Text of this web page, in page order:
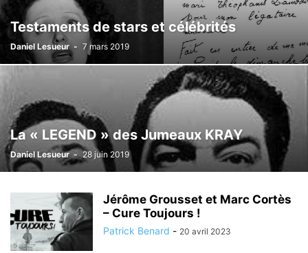
Testaments de stars et célébrités
Daniel Lesueur - 7 mars 2019
La « LEGEND » des Jumeaux KRAY
Daniel Lesueur - 28 juin 2019
Jérôme Grousset et Marc Cortès
– Cure Toujours !
Patrick Benard - 20 avril 2023